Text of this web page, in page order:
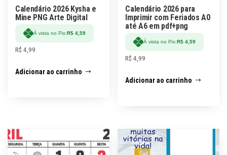
Calendário 2026 Kysha e
Mine PNG Arte Digital
À vista no Pix:R$ 4,59
R$ 4,99
Adicionar ao carrinho
Calendário 2026 para
Imprimir com Feriados A0
até A6 em pdf+png
À vista no Pix:R$ 4,59
R$ 4,99
Adicionar ao carrinho